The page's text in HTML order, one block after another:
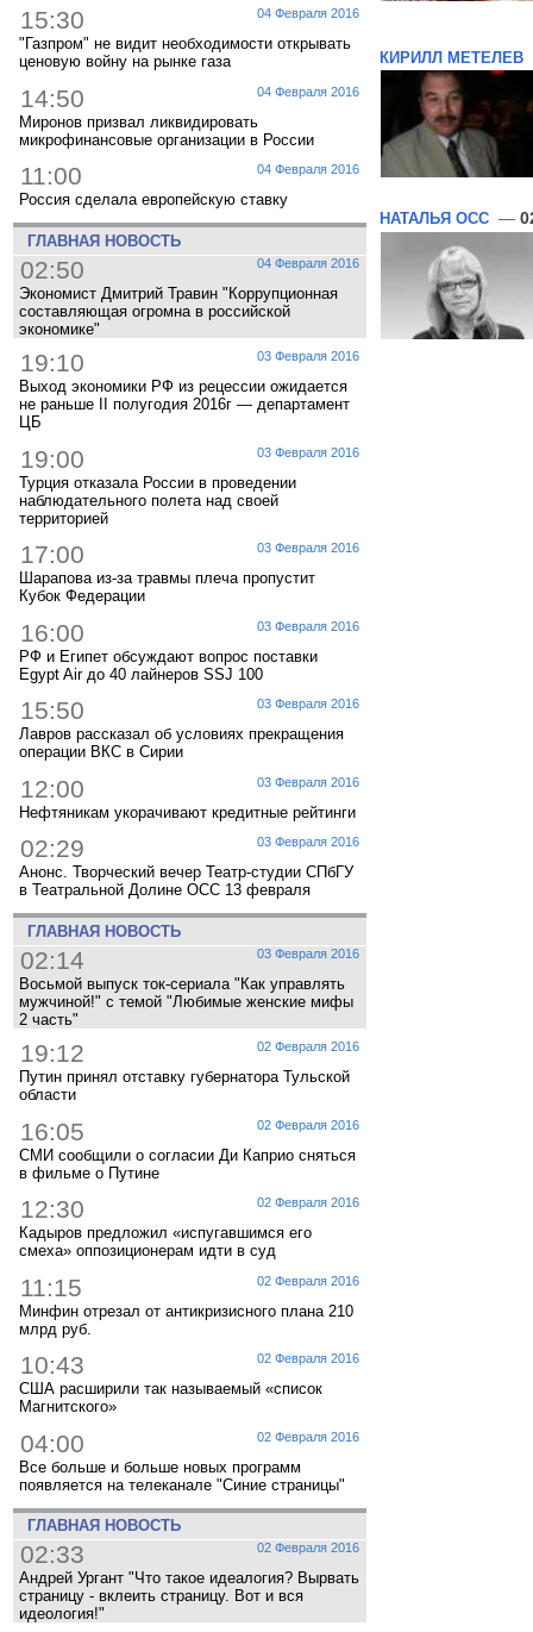
04 Февраля 2016
15:30
"Газпром" не видит необходимости открывать
ценовую войну на рынке газа
04 Февраля 2016
14:50
Миронов призвал ликвидировать
микрофинансовые организации в России
04 Февраля 2016
11:00
Россия сделала европейскую ставку
ГЛАВНАЯ НОВОСТЬ
04 Февраля 2016
02:50
Экономист Дмитрий Травин "Коррупционная
составляющая огромна в российской
экономике"
03 Февраля 2016
19:10
Выход экономики РФ из рецессии ожидается
не раньше II полугодия 2016г — департамент
ЦБ
03 Февраля 2016
19:00
Турция отказала России в проведении
наблюдательного полета над своей
территорией
03 Февраля 2016
17:00
Шарапова из-за травмы плеча пропустит
Кубок Федерации
03 Февраля 2016
16:00
РФ и Египет обсуждают вопрос поставки
Egypt Air до 40 лайнеров SSJ 100
03 Февраля 2016
15:50
Лавров рассказал об условиях прекращения
операции ВКС в Сирии
03 Февраля 2016
12:00
Нефтяникам укорачивают кредитные рейтинги
03 Февраля 2016
02:29
Анонс. Творческий вечер Театр-студии СПбГУ
в Театральной Долине ОСС 13 февраля
ГЛАВНАЯ НОВОСТЬ
03 Февраля 2016
02:14
Восьмой выпуск ток-сериала "Как управлять
мужчиной!" с темой "Любимые женские мифы
2 часть"
02 Февраля 2016
19:12
Путин принял отставку губернатора Тульской
области
02 Февраля 2016
16:05
СМИ сообщили о согласии Ди Каприо сняться
в фильме о Путине
02 Февраля 2016
12:30
Кадыров предложил «испугавшимся его
смеха» оппозиционерам идти в суд
02 Февраля 2016
11:15
Минфин отрезал от антикризисного плана 210
млрд руб.
02 Февраля 2016
10:43
США расширили так называемый «список
Магнитского»
02 Февраля 2016
04:00
Все больше и больше новых программ
появляется на телеканале "Синие страницы"
ГЛАВНАЯ НОВОСТЬ
02 Февраля 2016
02:33
Андрей Ургант "Что такое идеалогия? Вырвать
страницу - вклеить страницу. Вот и вся
идеология!"
КИРИЛЛ МЕТЕЛЕВ
НАТАЛЬЯ ОСС —